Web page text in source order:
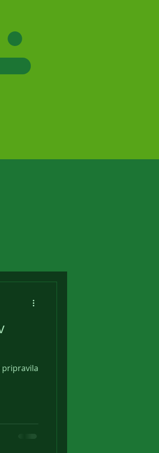
pripravila